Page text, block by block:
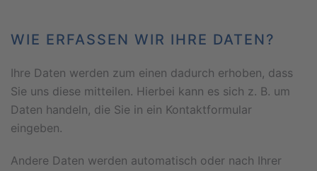
WIE ERFASSEN WIR IHRE DATEN?
Ihre Daten werden zum einen dadurch erhoben, dass
Sie uns diese mitteilen. Hierbei kann es sich z. B. um
Daten handeln, die Sie in ein Kontaktformular
eingeben.
Andere Daten werden automatisch oder nach Ihrer